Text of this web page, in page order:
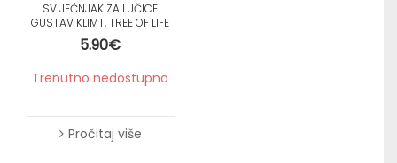
SVIJEĆNJAK ZA LUČICE
GUSTAV KLIMT, TREE OF LIFE
5.90€
Trenutno nedostupno
Pročitaj više